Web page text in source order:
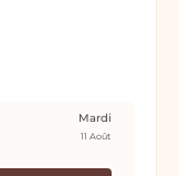
Mardi
11 Août